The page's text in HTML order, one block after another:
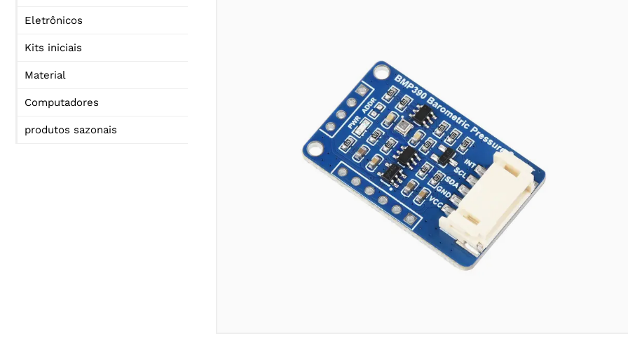
Eletrônicos
Kits iniciais
Material
Computadores
produtos sazonais